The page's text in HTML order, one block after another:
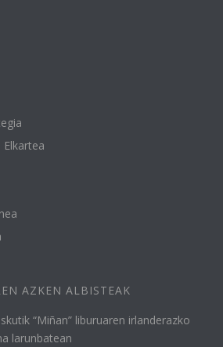
Elkartea
AZKEN ALBISTEAK
“Miñan” liburuaren irlanderazko
larunbatean